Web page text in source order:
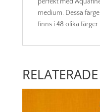
perfekt med
medium. Dessa
finns i 48 olika färger.